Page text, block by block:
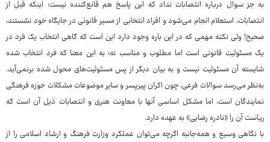
به جز سوال درباره انتصابات نداد که این پاسخ هم قانع‌کننده نیست؛ اینکه قبل از
انتصابات، استعلام انجام می‎‌شود و افراد انتخابی از مسیر قانونی در جایگاه خود نشستند،
صحیح! ولی نکته مهمی که در این باره وجود دارد این است که گاهی انتخاب یک فرد در
یک مسئولیت قانونی است اما مطلوب و مناسب نه؛ به این معنا که فرد انتخاب شده
شایسته آن مسئولیت نیست و به بیان دیگر از پس مسئولیت‌های محول شده برنمی‌آید.
به‌نظر می‌رسد سوالات فرعی، چون اکران پیرپسر و سایر موضوعات مشکلات حوزه فرهنگی
نمایندگان است، اما مشکل اساسی آنها با معاونت هنری و انتصابات ذیل آن است که
ریاست آن را «نادره رضایی» به عهده دارد.
با نگاهی وسیع و همه‌جانبه اگرچه می‌توان عملکرد وزارت فرهنگ و ارشاد اسلامی را از